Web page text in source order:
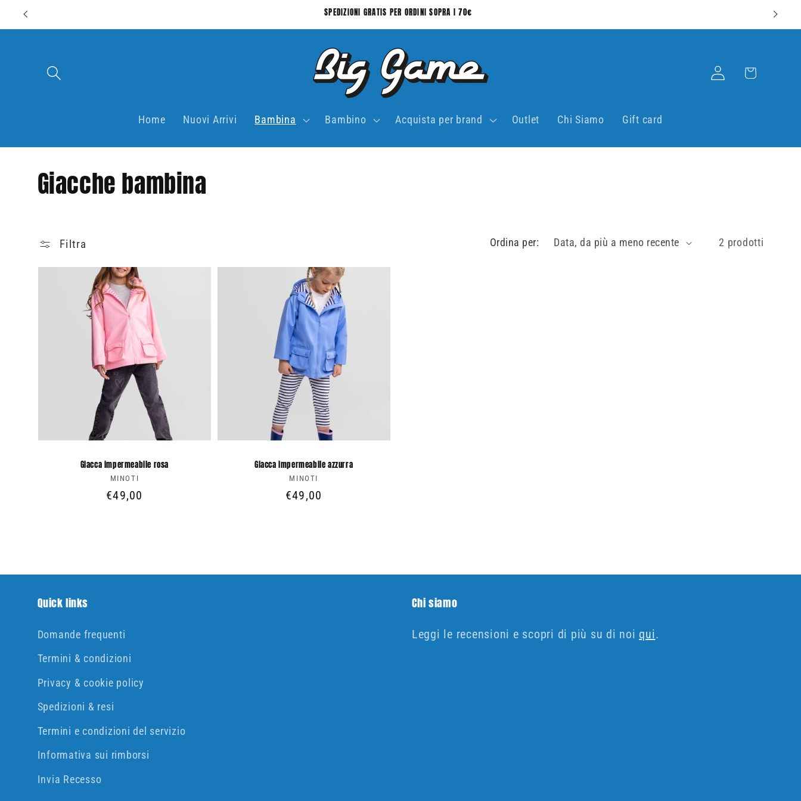
direttamente
ai contenuti
SPEDIZIONI GRATIS PER ORDINI SOPRA I 70€
Home Nuovi Arrivi Bambina Bambino Acquista per brand Outlet Chi Siamo Gift card
Accedi Carrello
C
l
l
n
Giacche bambina
Filtra Ordina per: 2 prodotti
Giacca impermeabile rosa
Produttore:
MINOTI
Prezzo
€49,00
Giacca impermeabile azzurra
Produttore:
MINOTI
Prezzo
€49,00
Quick links
Domande frequenti
Termini & condizioni
Privacy & cookie policy
Spedizioni & resi
Termini e condizioni del servizio
Informativa sui rimborsi
Invia Recesso
Chi siamo
Leggi le recensioni e scopri di più su di noi qui.